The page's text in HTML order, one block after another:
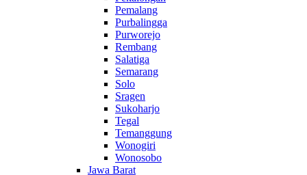
Pemalang
Purbalingga
Purworejo
Rembang
Salatiga
Semarang
Solo
Sragen
Sukoharjo
Tegal
Temanggung
Wonogiri
Wonosobo
Jawa Barat